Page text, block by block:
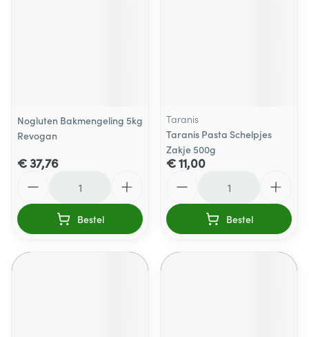
Nogluten Bakmengeling 5kg
Revogan
€ 37,76
Bestel
Taranis
Taranis Pasta Schelpjes
Zakje 500g
€ 11,00
Bestel